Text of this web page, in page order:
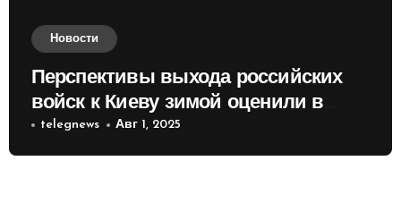
Новости
Перспективы выхода российских
войск к Киеву зимой оценили в
России
telegnews Авг 1, 2025